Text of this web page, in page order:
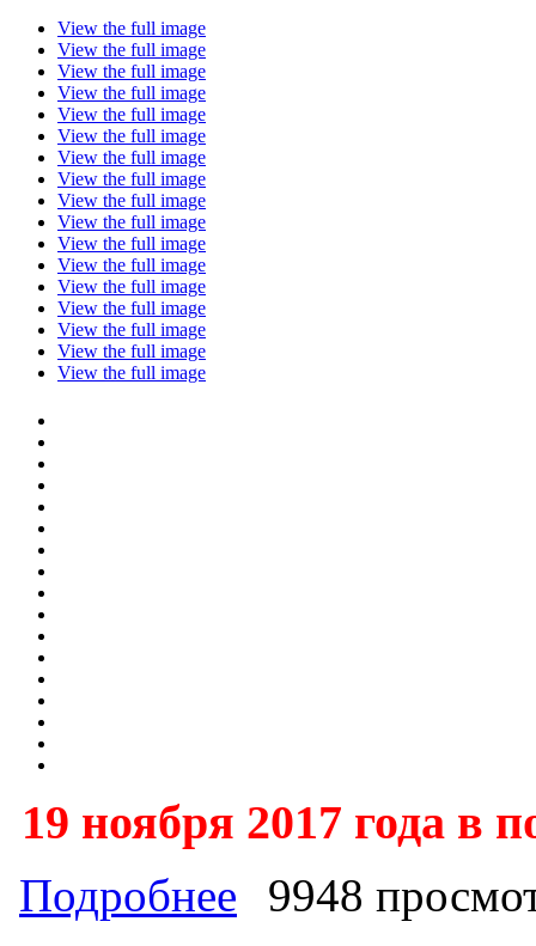
View the full image
View the full image
View the full image
View the full image
View the full image
View the full image
View the full image
View the full image
View the full image
View the full image
View the full image
View the full image
View the full image
View the full image
View the full image
View the full image
View the full image
19 ноября 2017 года в
Подробнее о 19 ноября в пос. Нижний Архыз
Кёкусинкай в рамках 25-летия
федерацией Синкёкусинкай КЧР
9948